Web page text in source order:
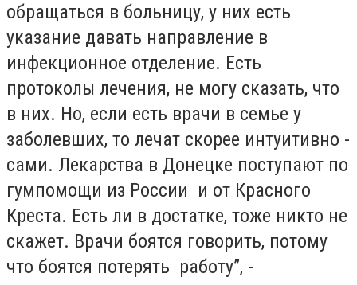
обращаться в больницу, у них есть
указание давать направление в
инфекционное отделение. Есть
протоколы лечения, не могу сказать, что
в них. Но, если есть врачи в семье у
заболевших, то лечат скорее интуитивно -
сами. Лекарства в Донецке поступают по
гумпомощи из России и от Красного
Креста. Есть ли в достатке, тоже никто не
скажет. Врачи боятся говорить, потому
что боятся потерять работу”, -